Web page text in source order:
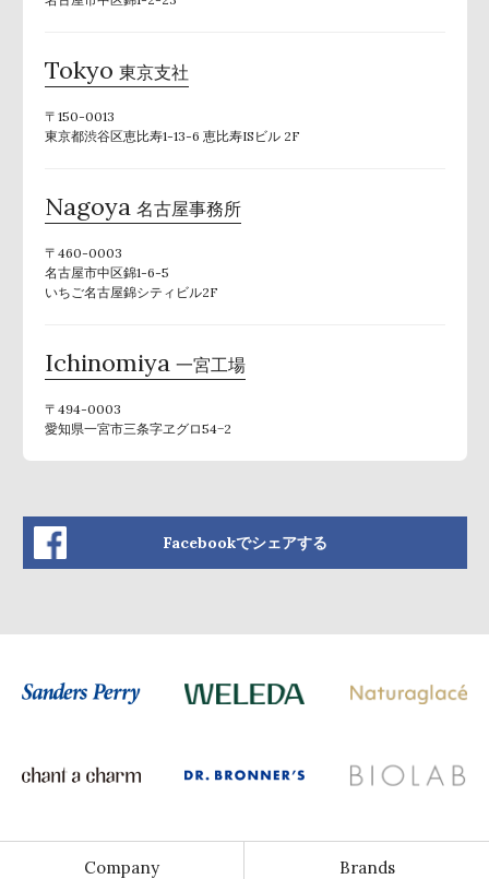
Tokyo 東京支社
〒150-0013
東京都渋谷区恵比寿1-13-6 恵比寿ISビル 2F
Nagoya 名古屋事務所
〒460-0003
名古屋市中区錦1-6-5
いちご名古屋錦シティビル2F
Ichinomiya 一宮工場
〒494-0003
愛知県一宮市三条字ヱグロ54−2
Facebookでシェアする
Company Brands